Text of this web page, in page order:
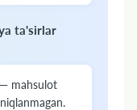
ta'sirlar
mahsulot